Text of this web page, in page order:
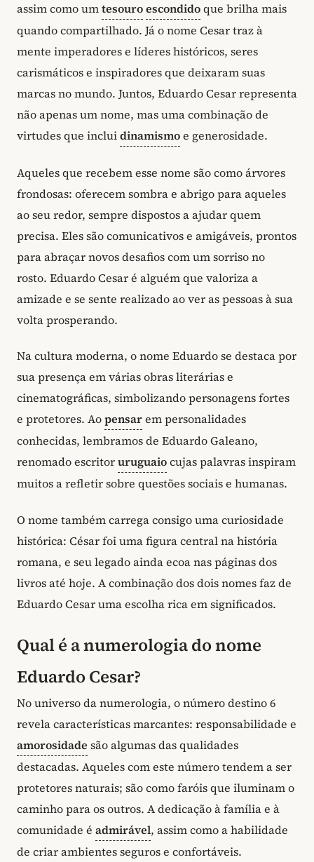
assim como umtesouroescondidoque brilha mais
quando compartilhado. Já o nome Cesar traz à
mente imperadores e líderes históricos, seres
carismáticos e inspiradores que deixaram suas
marcas no mundo. Juntos, Eduardo Cesar representa
não apenas um nome, mas uma combinação de
virtudes que incluidinamismoe generosidade.
Aqueles que recebem esse nome são como árvores
frondosas: oferecem sombra e abrigo para aqueles
ao seu redor, sempre dispostos a ajudar quem
precisa. Eles são comunicativos e amigáveis, prontos
para abraçar novos desafios com um sorriso no
rosto. Eduardo Cesar é alguém que valoriza a
amizade e se sente realizado ao ver as pessoas à sua
volta prosperando.
Na cultura moderna, o nome Eduardo se destaca por
sua presença em várias obras literárias e
cinematográficas, simbolizando personagens fortes
e protetores. Aopensarem personalidades
conhecidas, lembramos de Eduardo Galeano,
renomado escritoruruguaiocujas palavras inspiram
muitos a refletir sobre questões sociais e humanas.
O nome também carrega consigo uma curiosidade
histórica: César foi uma figura central na história
romana, e seu legado ainda ecoa nas páginas dos
livros até hoje. A combinação dos dois nomes faz de
Eduardo Cesar uma escolha rica em significados.
Qual é a numerologia do nome
Eduardo Cesar?
No universo da numerologia, o número destino 6
revela características marcantes: responsabilidade e
amorosidade são algumas das qualidades
destacadas. Aqueles com este número tendem a ser
protetores naturais; são como faróis que iluminam o
caminho para os outros. A dedicação à família e à
comunidade é admirável, assim como a habilidade
de criar ambientes seguros e confortáveis.